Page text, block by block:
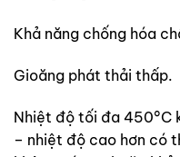
Khả năng chống hóa
Gioăng phát thải thấp.
Nhiệt độ tối đa 450°C
– nhiệt độ cao hơn có